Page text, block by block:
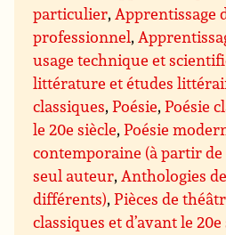
particulier,Apprentissage
professionnel,
usage technique et
littérature et études
classiques,Poésie,Poésie
le 20e siècle,Poésie
contemporaine (à partir de
seul auteur,Anthologies
différents),Pièces de
classiques et d’avant le 20e